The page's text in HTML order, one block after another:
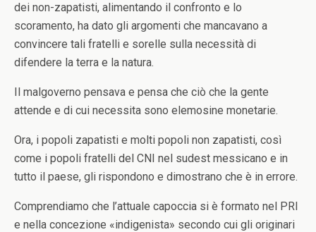
dei non-zapatisti, alimentando il confronto e lo
scoramento, ha dato gli argomenti che mancavano a
convincere tali fratelli e sorelle sulla necessità di
difendere la terra e la natura.
Il malgoverno pensava e pensa che ciò che la gente
attende e di cui necessita sono elemosine monetarie.
Ora, i popoli zapatisti e molti popoli non zapatisti, così
come i popoli fratelli del CNI nel sudest messicano e in
tutto il paese, gli rispondono e dimostrano che è in errore.
Comprendiamo che l’attuale capoccia si è formato nel PRI
e nella concezione «indigenista» secondo cui gli originari